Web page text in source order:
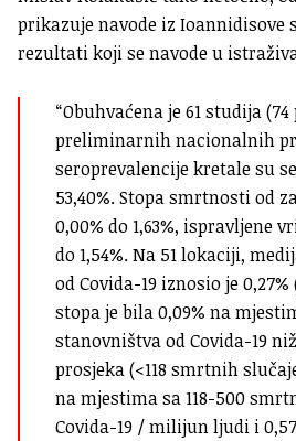
prikazuje navode iz Ioannidisove
rezultati koji se navode u
“Obuhvaćena je 61 studija
preliminarnih nacionalnih
seroprevalencije kretale su
53,40%. Stopa smrtnosti od
0,00% do 1,63%, ispravljene
do 1,54%. Na 51 lokaciji,
od Covida-19 iznosio je
stopa je bila 0,09% na
stanovništva od Covida-19
prosjeka (<118 smrtnih
na mjestima sa 118-500
Covida-19 / milijun ljudi i